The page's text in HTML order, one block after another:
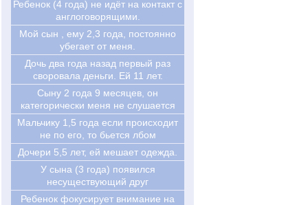
Ребенок (4 года) не идёт на контакт с
англоговорящими.
Мой сын , ему 2,3 года, постоянно
убегает от меня.
Дочь два года назад первый раз
своровала деньги. Ей 11 лет.
Cыну 2 года 9 месяцев, он
категорически меня не слушается
Мальчику 1,5 года если происходит
не по его, то бьется лбом
Дочери 5,5 лет, ей мешает одежда.
У сына (3 года) появился
несуществующий друг
Ребенок фокусирует внимание на